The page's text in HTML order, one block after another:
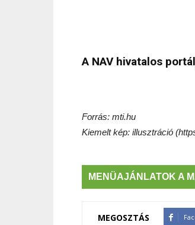
A NAV hivatalos
Forrás: mti.hu
Kiemelt kép: illusztráció
MENÜAJÁNLATOK A
MEGOSZTÁS